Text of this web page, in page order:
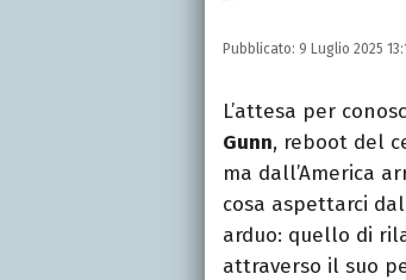
Pubblicato: 9 Luglio 2025
L’attesa per
Gunn, reboot del
ma dall’America
cosa aspettarci
arduo: quello di
attraverso il suo